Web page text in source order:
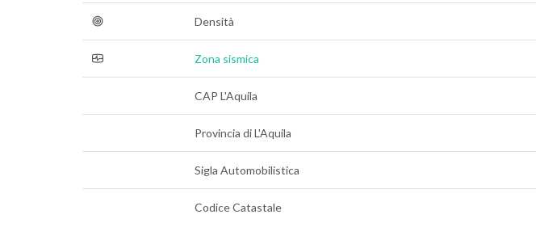
Densità
Zona sismica
CAP L'Aquila
Provincia di L'Aquila
Sigla Automobilistica
Codice Catastale